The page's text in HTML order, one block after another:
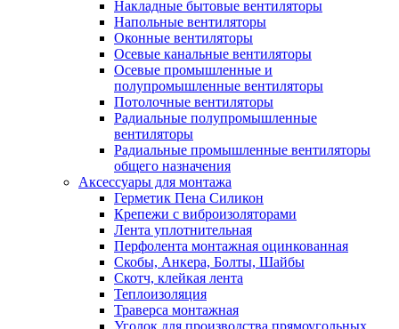
Накладные бытовые вентиляторы
Напольные вентиляторы
Оконные вентиляторы
Осевые канальные вентиляторы
Осевые промышленные и
полупромышленные вентиляторы
Потолочные вентиляторы
Радиальные полупромышленные
вентиляторы
Радиальные промышленные вентиляторы
общего назначения
Аксессуары для монтажа
Герметик Пена Силикон
Крепежи с виброизоляторами
Лента уплотнительная
Перфолента монтажная оцинкованная
Скобы, Анкера, Болты, Шайбы
Скотч, клейкая лента
Теплоизоляция
Траверса монтажная
Уголок для производства прямоугольных